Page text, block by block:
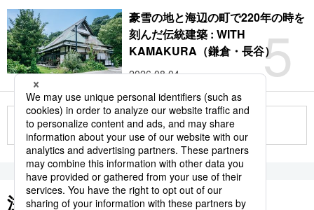
5
豪雪の地と海辺の町で220年の時を
刻んだ伝統建築 : WITH
KAMAKURA（鎌倉・長谷）
2026.08.04
もっと見る
注目のキーワード